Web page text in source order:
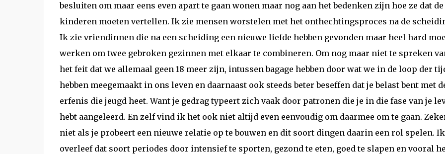
besluiten om maar eens even apart te gaan wonen maar nog aan het bedenken zijn hoe ze dat de
kinderen moeten vertellen. Ik zie mensen worstelen met het onthechtingsproces na de
Ik zie vriendinnen die na een scheiding een nieuwe liefde hebben gevonden maar heel hard
werken om twee gebroken gezinnen met elkaar te combineren. Om nog maar niet te spreken
het feit dat we allemaal geen 18 meer zijn, intussen bagage hebben door wat we in de loop der
hebben meegemaakt in ons leven en daarnaast ook steeds beter beseffen dat je belast bent met
erfenis die jeugd heet. Want je gedrag typeert zich vaak door patronen die je in die fase van je
hebt aangeleerd. En zelf vind ik het ook niet altijd even eenvoudig om daarmee om te gaan.
niet als je probeert een nieuwe relatie op te bouwen en dit soort dingen daarin een rol spelen. Ik
overleef dat soort periodes door intensief te sporten, gezond te eten, goed te slapen en vooral